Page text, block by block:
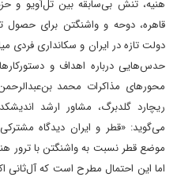
هنیه، تنش بی‌سابقه بین تل‌آویو و
قاهره، دوحه‌ و واشنگتن برای حصول
دولت تازه در ایران و سکانداری فردی
حدس‌هایی درباره اهداف و
محورهای مذاکرات محمد
می‌گوید: «قطر و ایران دیدگاه
موضع قطر نسبت به واشنگتن با ترور
اما این احتمال مطرح است که آل‌ثانی